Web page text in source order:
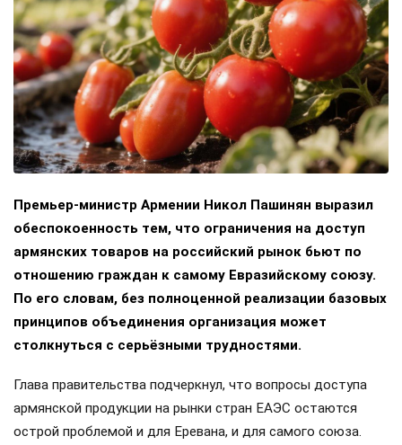
Премьер-министр Армении Никол Пашинян выразил
обеспокоенность тем, что ограничения на доступ
армянских товаров на российский рынок бьют по
отношению граждан к самому Евразийскому союзу.
По его словам, без полноценной реализации базовых
принципов объединения организация может
столкнуться с серьёзными трудностями.
Глава правительства подчеркнул, что вопросы доступа
армянской продукции на рынки стран ЕАЭС остаются
острой проблемой и для Еревана, и для самого союза.